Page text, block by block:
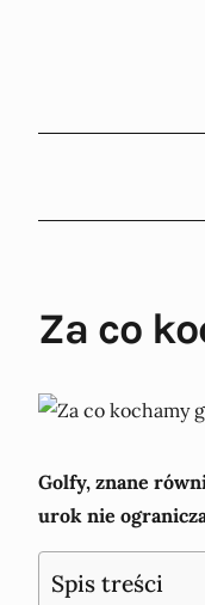
Za co
Golfy, znane
urok nie
Spis treści